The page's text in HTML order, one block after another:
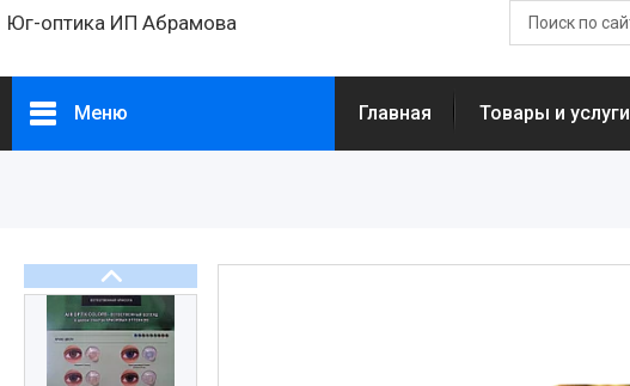
Юг-оптика ИП Абрамова
Меню
О нас
Отзывы
Главная Товары и услуги